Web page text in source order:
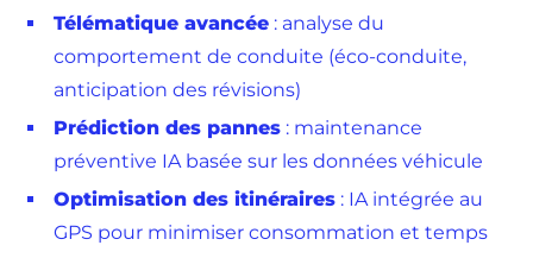
Télématique avancée : analyse du
comportement de conduite (éco-conduite,
anticipation des révisions)
Prédiction des pannes : maintenance
préventive IA basée sur les données véhicule
Optimisation des itinéraires : IA intégrée au
GPS pour minimiser consommation et temps